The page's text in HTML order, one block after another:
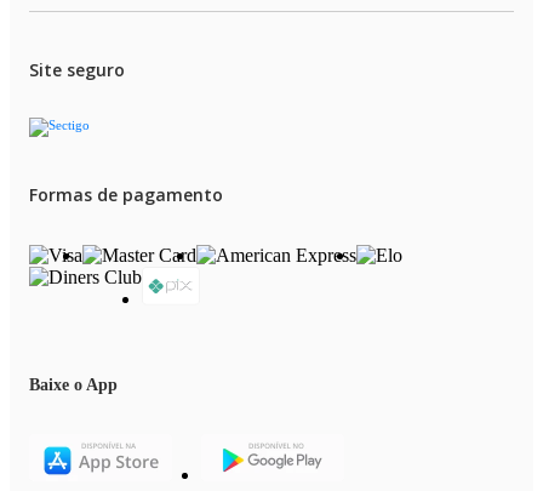
Site seguro
Formas de pagamento
Baixe o App